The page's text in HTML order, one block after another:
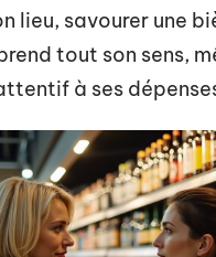
lieu, savourer une
tout son sens,
à ses